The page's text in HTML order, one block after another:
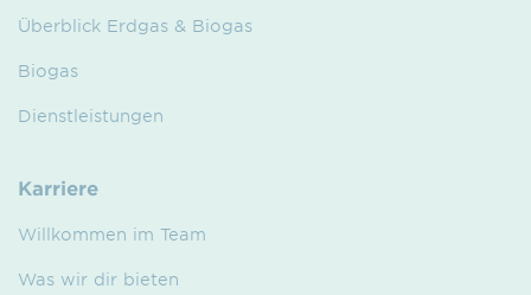
Überblick Erdgas & Biogas
Biogas
Dienstleistungen
Karriere
Willkommen im Team
Was wir dir bieten